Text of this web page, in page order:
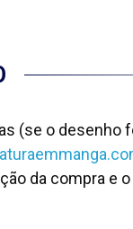
(se o desenho
da compra e